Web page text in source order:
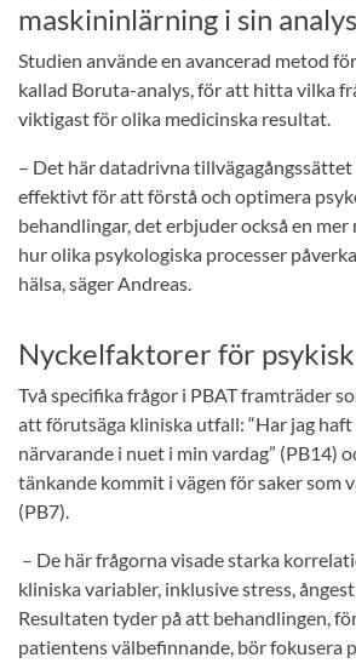
maskininlärning i sin analys
Studien använde en avancerad metod
kallad Boruta-analys, för att hitta vilka
viktigast för olika medicinska resultat.
– Det här datadrivna tillvägagångssättet
effektivt för att förstå och optimera
behandlingar, det erbjuder också en mer
hur olika psykologiska processer
hälsa, säger Andreas.
Nyckelfaktorer för psykisk
Två specifika frågor i PBAT framträder
att förutsäga kliniska utfall: “Har jag
närvarande i nuet i min vardag” (PB14)
tänkande kommit i vägen för saker som
(PB7).
– De här frågorna visade starka
kliniska variabler, inklusive stress,
Resultaten tyder på att behandlingen,
patientens välbefinnande, bör fokusera